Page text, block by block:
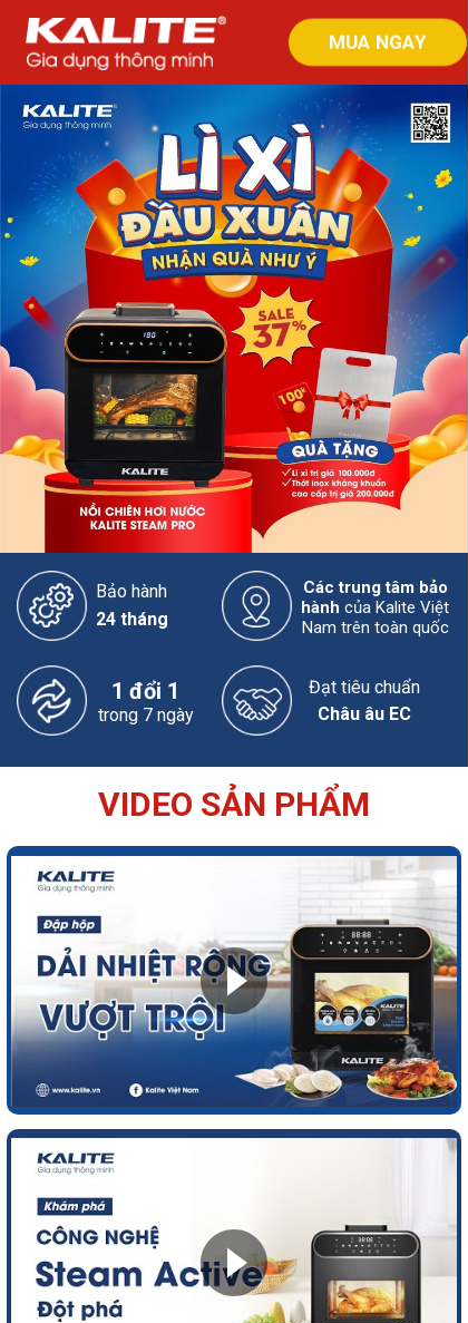
MUA NGAY
Bảo hành
24 tháng
trong 7 ngày
1 đổi 1
Các trung tâm bảo
hành của Kalite Việt
Nam trên toàn quốc
Châu âu EC
Đạt tiêu chuẩn
VIDEO SẢN PHẨM